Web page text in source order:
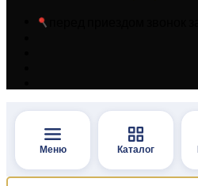
Меню Каталог